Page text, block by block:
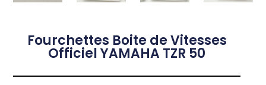
Fourchettes Boite de Vitesses
Officiel YAMAHA TZR 50